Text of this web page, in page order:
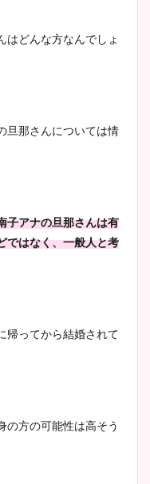
香アナのかわいいカッ
像比較！
調査！
はどんな方なんでしょ
旦那さんについては情
子アナの旦那さんは有
ではなく、一般人と考
帰ってから結婚されて
の方の可能性は高そう